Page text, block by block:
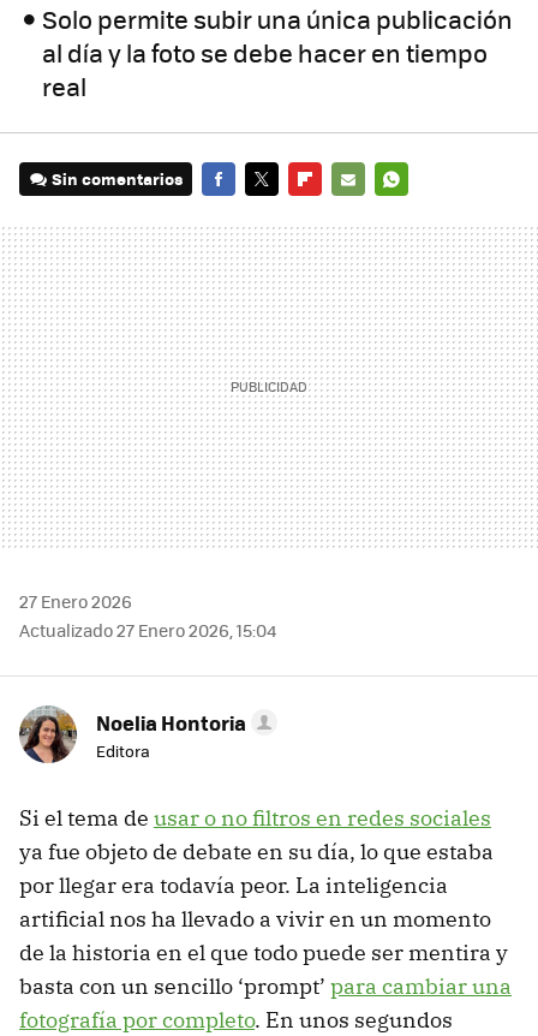
Solo permite subir una única publicación
al día y la foto se debe hacer en tiempo
real
Sin comentarios
MAIL
27 Enero 2026
Actualizado 27 Enero 2026, 15:04
Noelia Hontoria
Editora
Si el tema de usar o no filtros en redes sociales
ya fue objeto de debate en su día, lo que estaba
por llegar era todavía peor. La inteligencia
artificial nos ha llevado a vivir en un momento
de la historia en el que todo puede ser mentira y
basta con un sencillo ‘prompt’ para cambiar una
fotografía por completo. En unos segundos